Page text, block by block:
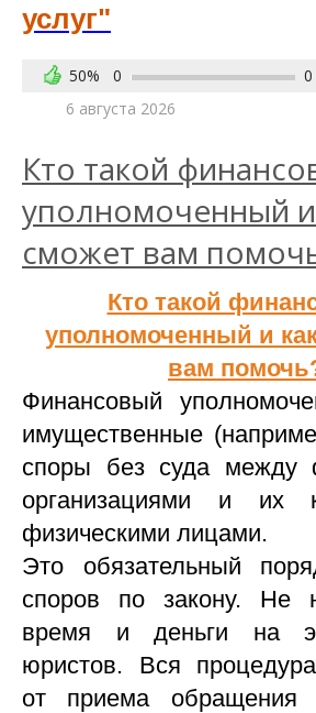
услуг"
50% 0 0
6 августа 2026
Кто такой
уполномоченный и
сможет вам
Кто такой
уполномоченный и
вам
Финансовый
имущественные
споры без суда между
организациями и их
физическими лицами.
Это обязательный
споров по закону. Не
время и деньги на
юристов. Вся
от приема обращения